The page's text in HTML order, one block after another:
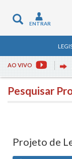
Toggle
navigation
ENTRAR
AO VIVO
Pesquisar
Projeto de